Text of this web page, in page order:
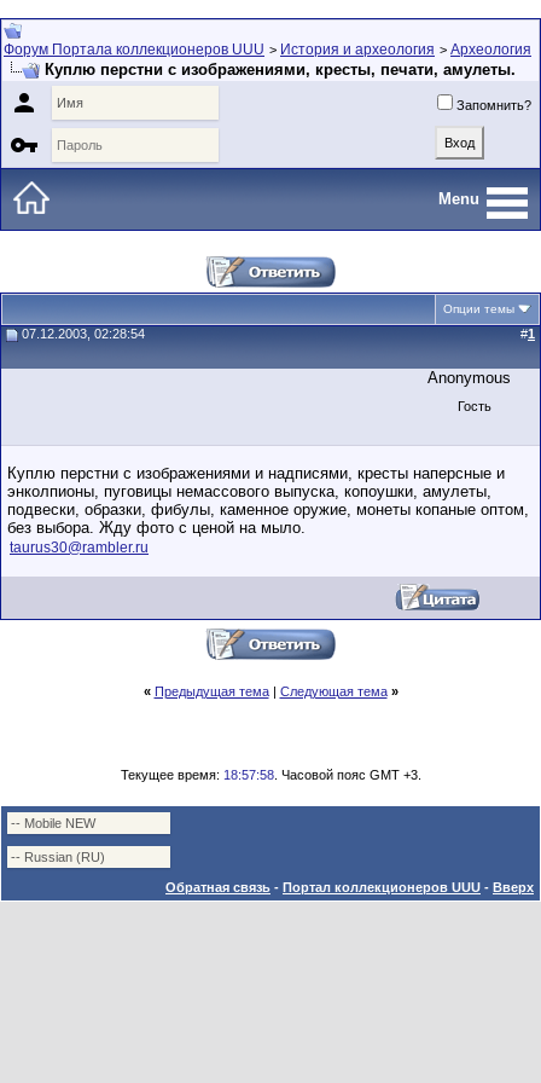
Форум Портала коллекционеров UUU > История и археология > Археология
Куплю перстни с изображениями, кресты, печати, амулеты.
 Запомнить?

Menu
Опции темы
07.12.2003, 02:28:54 #1
Anonymous
Гость
Куплю перстни с изображениями и надписями, кресты наперсные и
энколпионы, пуговицы немассового выпуска, копоушки, амулеты,
подвески, образки, фибулы, каменное оружие, монеты копаные оптом,
без выбора. Жду фото с ценой на мыло.
taurus30@rambler.ru
« Предыдущая тема| Следующая тема »
Текущее время: 18:57:58. Часовой пояс GMT +3.
Обратная связь - Портал коллекционеров UUU - Вверх